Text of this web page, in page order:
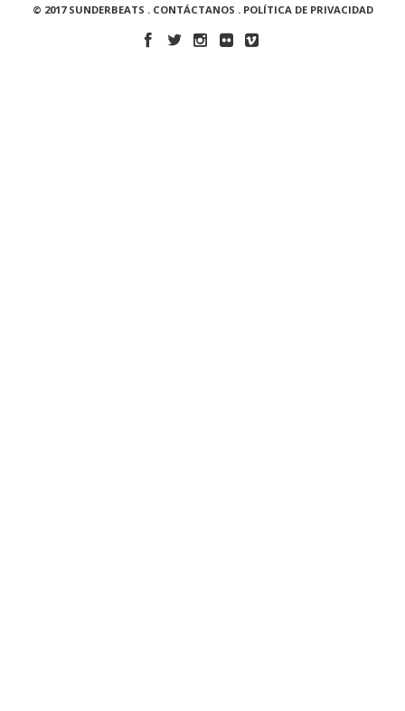
© 2017 SUNDERBEATS . CONTÁCTANOS . POLÍTICA DE PRIVACIDAD